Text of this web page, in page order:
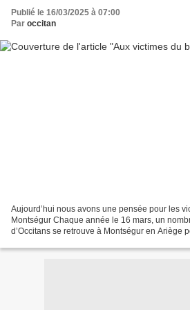
Publié le 16/03/2025 à 07:00
Par occitan
Aujourd’hui nous avons une pensée pour les
Montségur Chaque année le 16 mars, un
d’Occitans se retrouve à Montségur en Ariège